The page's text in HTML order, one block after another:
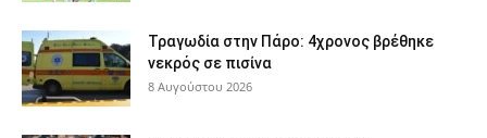
Τραγωδία στην Πάρο: 4χρονος βρέθηκε
νεκρός σε πισίνα
8 Αυγούστου 2026